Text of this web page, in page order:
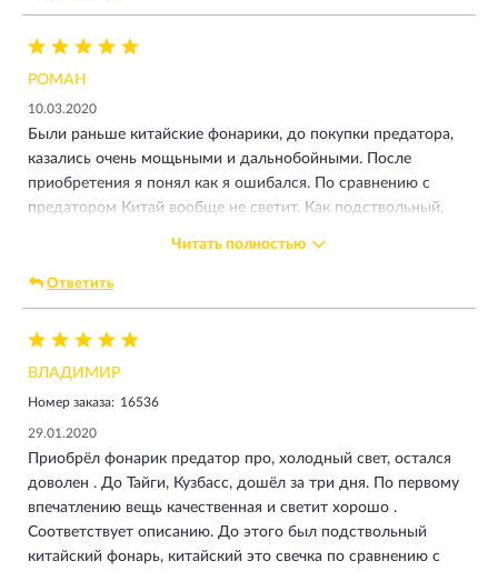
РОМАН
10.03.2020
Были раньше китайские фонарики, до покупки предатора,
казались очень мощьными и дальнобойными. После
приобретения я понял как я ошибался. По сравнению с
предатором Китай вообще не светит. Как подствольный,
фонарь, тоже хороший. Немного греется. В зимнее время
это плюс. Под водой тоже все отлично. Плавал с ним. Так
сказать тест. В общем итог: не тратьте деньги на Китай.
отработает свои деньги на 1000%!
Читать полностью
Ответить
ВЛАДИМИР
Номер заказа: 16536
29.01.2020
Приобрёл фонарик предатор про, холодный свет, остался
доволен . До Тайги, Кузбасс, дошёл за три дня. По первому
впечатлению вещь качественная и светит хорошо .
Соответствует описанию. До этого был подствольный
китайский фонарь, китайский это свечка по сравнению с